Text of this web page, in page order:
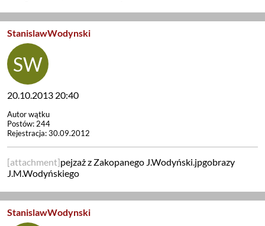
StanislawWodynski
20.10.2013 20:40
Autor wątku
Postów: 244
Rejestracja: 30.09.2012
[attachment]pejzaż z Zakopanego J.Wodyński.jpgobrazy
J.M.Wodyńskiego
StanislawWodynski